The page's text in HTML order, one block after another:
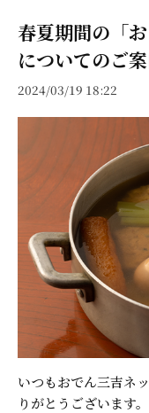
春夏期間の「
についてのご
2024/03/19 18:22
いつもおでん三吉ネ
りがとうございます